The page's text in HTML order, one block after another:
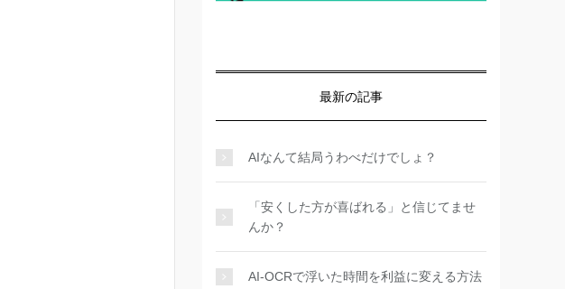
最新の記事
AIなんて結局うわべだけでしょ？
「安くした方が喜ばれる」と信じてませ
んか？
AI-OCRで浮いた時間を利益に変える方法